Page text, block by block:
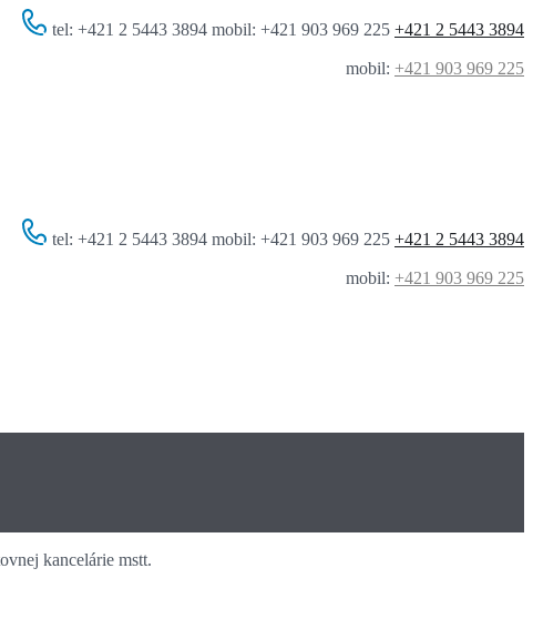
tel: +421 2 5443 3894 mobil: +421 903 969 225 +421 2 5443 3894
mobil: +421 903 969 225
tel: +421 2 5443 3894 mobil: +421 903 969 225 +421 2 5443 3894
mobil: +421 903 969 225
kancelárie mstt.